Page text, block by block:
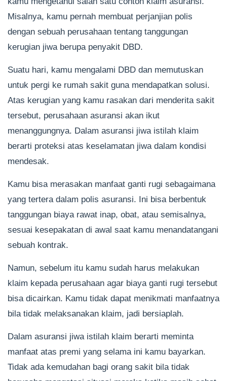
Misalnya, kamu pernah membuat perjanjian polis
dengan sebuah perusahaan tentang tanggungan
kerugian jiwa berupa penyakit DBD.
Suatu hari, kamu mengalami DBD dan memutuskan
untuk pergi ke rumah sakit guna mendapatkan solusi.
Atas kerugian yang kamu rasakan dari menderita sakit
tersebut, perusahaan asuransi akan ikut
menanggungnya. Dalam asuransi jiwa istilah klaim
berarti proteksi atas keselamatan jiwa dalam kondisi
mendesak.
Kamu bisa merasakan manfaat ganti rugi sebagaimana
yang tertera dalam polis asuransi. Ini bisa berbentuk
tanggungan biaya rawat inap, obat, atau semisalnya,
sesuai kesepakatan di awal saat kamu menandatangani
sebuah kontrak.
Namun, sebelum itu kamu sudah harus melakukan
klaim kepada perusahaan agar biaya ganti rugi tersebut
bisa dicairkan. Kamu tidak dapat menikmati manfaatnya
bila tidak melaksanakan klaim, jadi bersiaplah.
Dalam asuransi jiwa istilah klaim berarti meminta
manfaat atas premi yang selama ini kamu bayarkan.
Tidak ada kemudahan bagi orang sakit bila tidak